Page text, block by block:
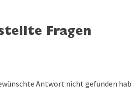
Fragen
Antwort nicht gefunden